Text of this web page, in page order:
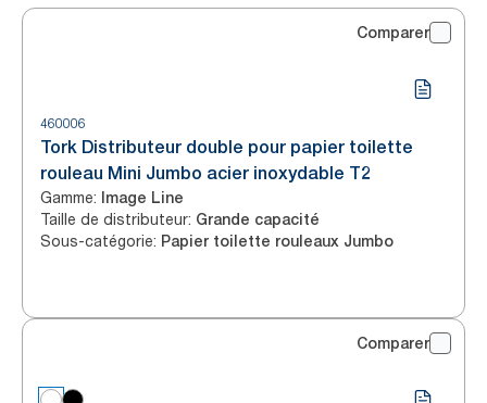
Comparer
460006
Tork Distributeur double pour papier toilette
rouleau Mini Jumbo acier inoxydable T2
Gamme: Image Line
Taille de distributeur: Grande capacité
Sous-catégorie: Papier toilette rouleaux Jumbo
Comparer